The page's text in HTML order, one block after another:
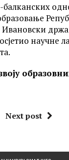
Ивановски
научне
Next post